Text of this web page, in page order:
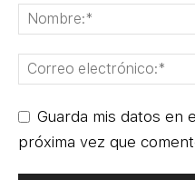
Guarda mis datos en
próxima vez que